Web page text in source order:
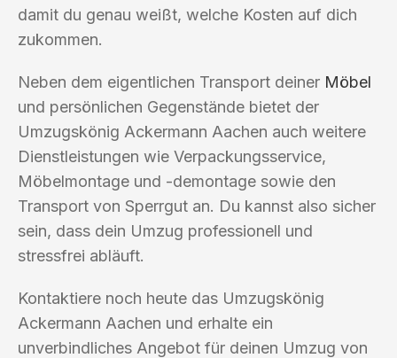
damit du genau weißt, welche Kosten auf dich
zukommen.
Neben dem eigentlichen Transport deiner Möbel
und persönlichen Gegenstände bietet der
Umzugskönig Ackermann Aachen auch weitere
Dienstleistungen wie Verpackungsservice,
Möbelmontage und -demontage sowie den
Transport von Sperrgut an. Du kannst also sicher
sein, dass dein Umzug professionell und
stressfrei abläuft.
Kontaktiere noch heute das Umzugskönig
Ackermann Aachen und erhalte ein
unverbindliches Angebot für deinen Umzug von